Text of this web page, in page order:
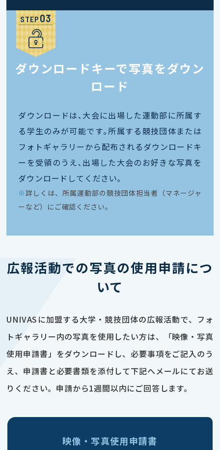
STEP
ダウンロードキーで写真をダウン
ロード
ダウンロードは､大会に出場した運動部に所属す
る学生のみが可能です｡所属する競技団体または
フォトギャラリーから配布されるダウンロードキ
ーを受領のうえ､出場した大会のお好きな写真を
ダウンロードしてください｡
※ 詳しくは、所属運動部の競技団体担当者（マネージャ
ーなど）にご確認ください。
広報活動での写真の使用申請につ
いて
UNIVASに加盟する大学・競技団体の広報活動で、フォ
トギャラリー内の写真を使用したい方は、「映像・写真
使用申請書」をダウンロードし、必要事項をご記入のう
え、申請書と必要書類を添付して下記へメールにてお送
りください。申請から1週間以内にご回答します。
映像・写真使用申請書